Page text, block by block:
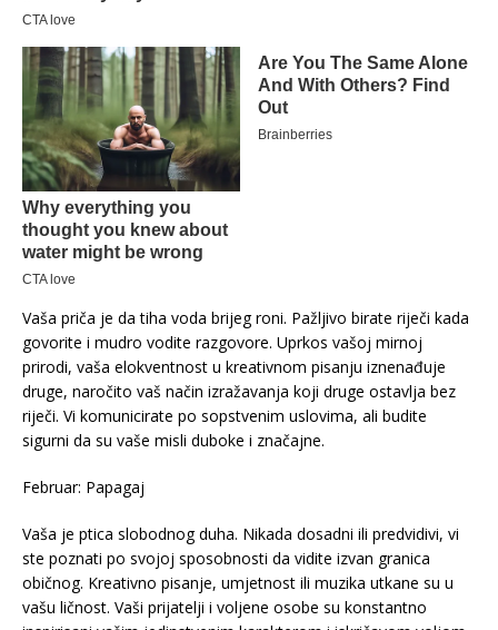
Vaša priča je da tiha voda brijeg roni. Pažljivo birate riječi kada
govorite i mudro vodite razgovore. Uprkos vašoj mirnoj
prirodi, vaša elokventnost u kreativnom pisanju iznenađuje
druge, naročito vaš način izražavanja koji druge ostavlja bez
riječi. Vi komunicirate po sopstvenim uslovima, ali budite
sigurni da su vaše misli duboke i značajne.
Februar: Papagaj
Vaša je ptica slobodnog duha. Nikada dosadni ili predvidivi, vi
ste poznati po svojoj sposobnosti da vidite izvan granica
običnog. Kreativno pisanje, umjetnost ili muzika utkane su u
vašu ličnost. Vaši prijatelji i voljene osobe su konstantno